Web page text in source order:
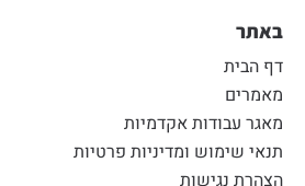
באתר
דף הבית
מאמרים
מאגר עבודות אקדמיות
תנאי שימוש ומדיניות פרטיות
הצהרת נגישות